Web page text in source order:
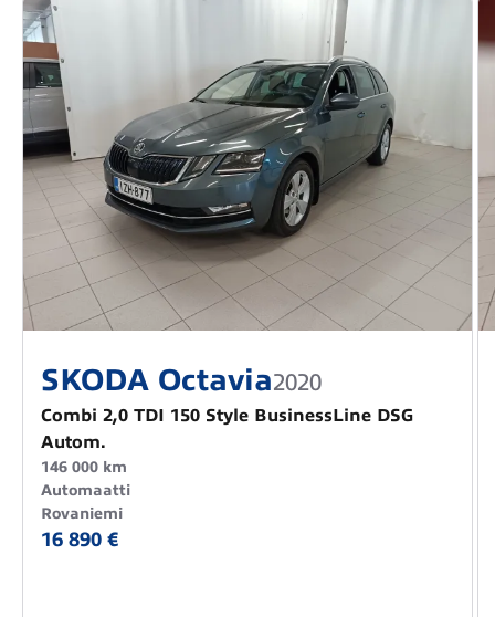
SKODA Octavia2020
Combi 2,0 TDI 150 Style BusinessLine DSG
Autom.
146 000 km
Automaatti
Rovaniemi
16 890 €